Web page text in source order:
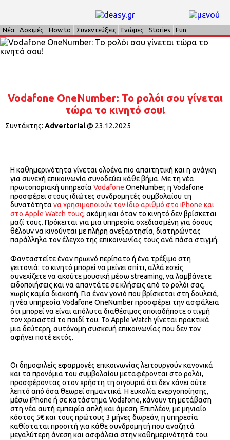
Νέα Δοκιμές How to Συνεντεύξεις Γνώμες Stories Fun
Vodafone OneNumber: Το ρολόι σου γίνεται
τώρα το κινητό σου!
Συντάκτης: Advertorial@ 23.12.2025
Η καθημερινότητα γίνεται ολοένα πιο απαιτητική και η ανάγκη
για συνεχή επικοινωνία συνοδεύει κάθε βήμα. Με τη νέα
πρωτοποριακή υπηρεσία Vodafone OneNumber, η Vodafone
προσφέρει στους ιδιώτες συνδρομητές συμβολαίου τη
δυνατότητα να χρησιμοποιούν τον ίδιο αριθμό στο iPhone και
στο Apple Watch τους, ακόμη και όταν το κινητό δεν βρίσκεται
μαζί τους. Πρόκειται για μια υπηρεσία σχεδιασμένη για όσους
θέλουν να κινούνται με πλήρη ανεξαρτησία, διατηρώντας
παράλληλα τον έλεγχο της επικοινωνίας τους ανά πάσα στιγμή.
Φανταστείτε έναν πρωινό περίπατο ή ένα τρέξιμο στη
γειτονιά: το κινητό μπορεί να μείνει σπίτι, αλλά εσείς
συνεχίζετε να ακούτε μουσική μέσω streaming, να λαμβάνετε
ειδοποιήσεις και να απαντάτε σε κλήσεις από το ρολόι σας,
χωρίς καμία διακοπή. Για έναν γονιό που βρίσκεται στη δουλειά,
η νέα υπηρεσία Vodafone OneNumber προσφέρει την ασφάλεια
ότι μπορεί να είναι απόλυτα διαθέσιμος οποιαδήποτε στιγμή
τον χρειαστεί το παιδί του. Το Apple Watch γίνεται πρακτικά
μια δεύτερη, αυτόνομη συσκευή επικοινωνίας που δεν τον
αφήνει ποτέ εκτός.
Οι δημοφιλείς εφαρμογές επικοινωνίας λειτουργούν κανονικά
και τα προνόμια του συμβολαίου μεταφέρονται στο ρολόι,
προσφέροντας στον χρήστη τη σιγουριά ότι δεν χάνει ούτε
λεπτό από όσα θεωρεί σημαντικά. Η ευκολία ενεργοποίησης,
μέσω iPhone ή σε κατάστημα Vodafone, κάνουν τη μετάβαση
στη νέα αυτή εμπειρία απλή και άμεση. Επιπλέον, με μηνιαίο
κόστος 5€ και τους πρώτους 3 μήνες δωρεάν, η υπηρεσία
καθίσταται προσιτή για κάθε συνδρομητή που αναζητά
μεγαλύτερη άνεση και ασφάλεια στην καθημερινότητά του.